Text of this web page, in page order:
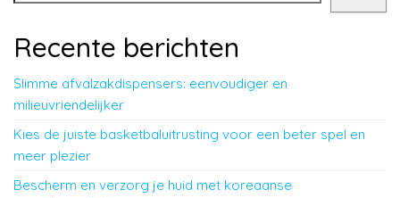
Recente berichten
Slimme afvalzakdispensers: eenvoudiger en
milieuvriendelijker
Kies de juiste basketbaluitrusting voor een beter spel en
meer plezier
Bescherm en verzorg je huid met koreaanse